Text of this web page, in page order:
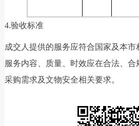
4.验收标准
成交人提供的服务应符合国家及本
服务内容、质量、时效应在合法、合
采购需求及文物安全相关要求。